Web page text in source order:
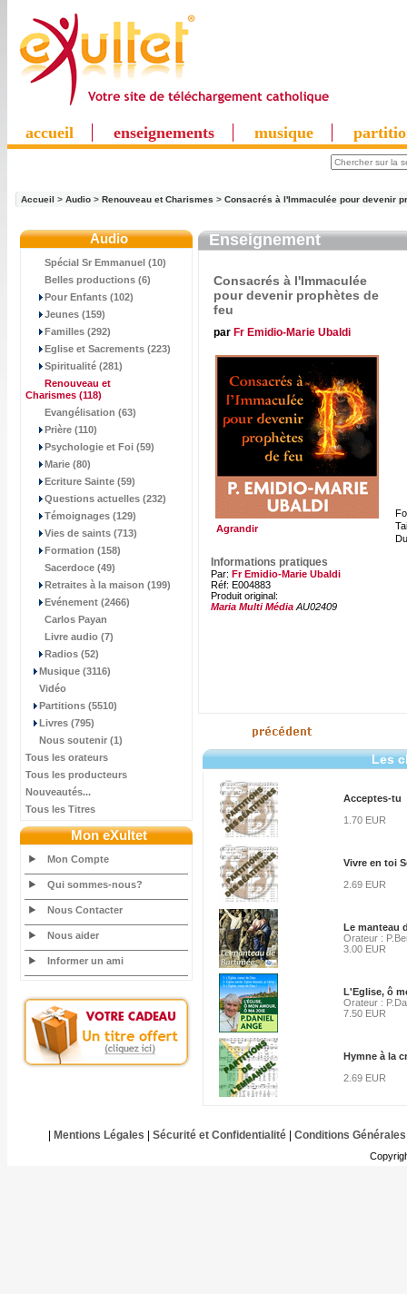
accueil enseignements musique
Accueil > Audio > Renouveau et Charismes > Consacrés à l'Immaculée pour devenir
Audio
Spécial Sr Emmanuel (10)
Belles productions (6)
Pour Enfants (102)
Jeunes (159)
Familles (292)
Eglise et Sacrements (223)
Spiritualité (281)
Renouveau et
Charismes (118)
Evangélisation (63)
Prière (110)
Psychologie et Foi (59)
Marie (80)
Ecriture Sainte (59)
Questions actuelles (232)
Témoignages (129)
Vies de saints (713)
Formation (158)
Sacerdoce (49)
Retraites à la maison (199)
Evénement (2466)
Carlos Payan
Livre audio (7)
Radios (52)
Musique (3116)
Vidéo
Partitions (5510)
Livres (795)
Nous soutenir (1)
Tous les orateurs
Tous les producteurs
Nouveautés...
Tous les Titres
Mon eXultet
Mon Compte
Qui sommes-nous?
Nous Contacter
Nous aider
Informer un ami
Enseignement
Consacrés à l'Immaculée
pour devenir prophètes de
feu
par Fr Emidio-Marie Ubaldi
Agrandir
Informations pratiques
Par: Fr Emidio-Marie Ubaldi
Réf: E004883
Produit original:
Maria Multi Média AU02409
Les
Acceptes-tu
1.70 EUR
Vivre en toi
2.69 EUR
Le manteau
Orateur :
3.00 EUR
L'Eglise, ô
Orateur :
7.50 EUR
Hymne à la
2.69 EUR
Mentions Légales Sécurité et Confidentialité| Conditions Générales